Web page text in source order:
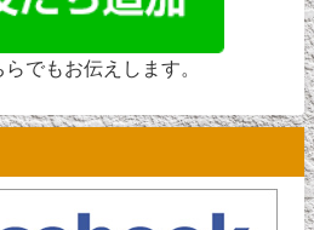
でもお伝えします。